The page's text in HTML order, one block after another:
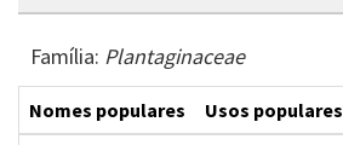
Família: Plantaginaceae
Nomes populares Usos populares